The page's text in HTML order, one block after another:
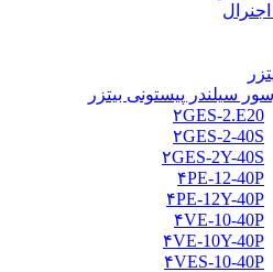
سیلندر پیستونی بیتزر
۲GES-2.E20
۲GES-2-40S
۲GES-2Y-40S
۴PE-12-40P
۴PE-12Y-40P
۴VE-10-40P
۴VE-10Y-40P
۴VES-10-40P